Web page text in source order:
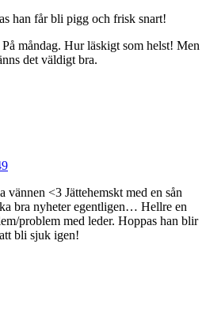
han får bli pigg och frisk snart!
måndag. Hur läskigt som helst! Men
det väldigt bra.
vännen <3 Jättehemskt med en sån
bra nyheter egentligen… Hellre en
problem med leder. Hoppas han blir
bli sjuk igen!